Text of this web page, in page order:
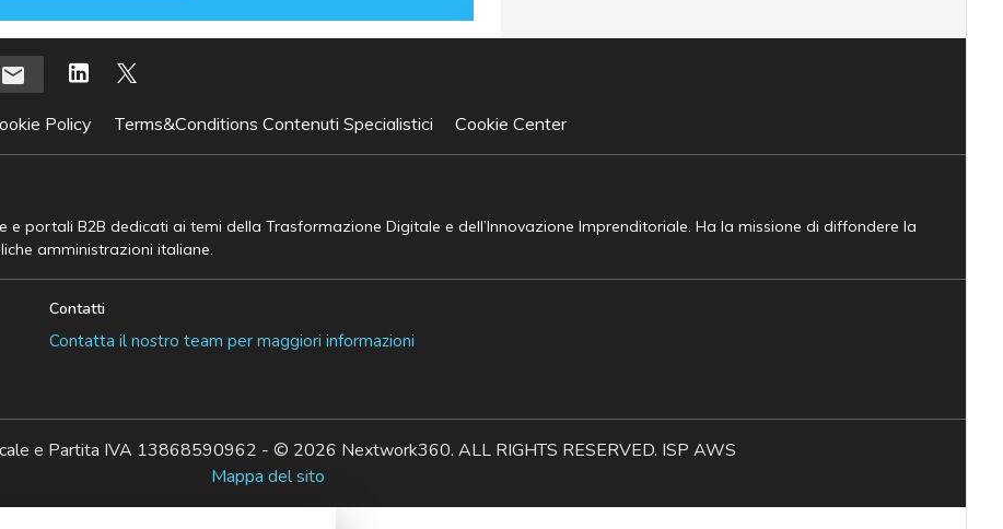
Policy Terms&Conditions Contenuti Specialistici Cookie Center
portali B2B dedicati ai temi della Trasformazione Digitale e dell’Innovazione Imprenditoriale. Ha la missione di diffondere la
amministrazioni italiane.
Contatti
Contatta il nostro team per maggiori informazioni
e Partita IVA 13868590962 - © 2026 Nextwork360. ALL RIGHTS RESERVED. ISP AWS
Mappa del sito